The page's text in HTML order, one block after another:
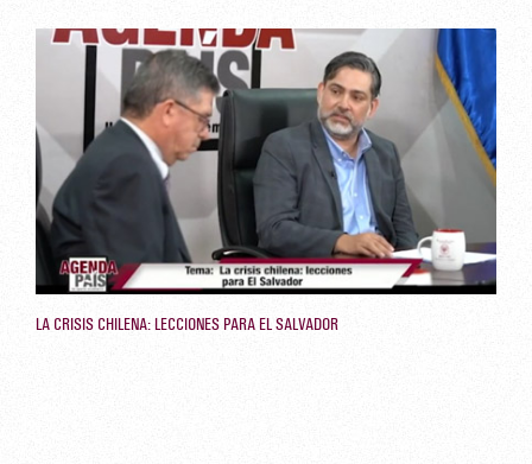
LA CRISIS CHILENA: LECCIONES PARA EL SALVADOR